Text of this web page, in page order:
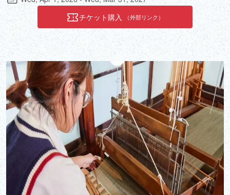
スタルジックで暖かな時間をもたらしてくれるでしょう。
チケット購入
（外部リンク）